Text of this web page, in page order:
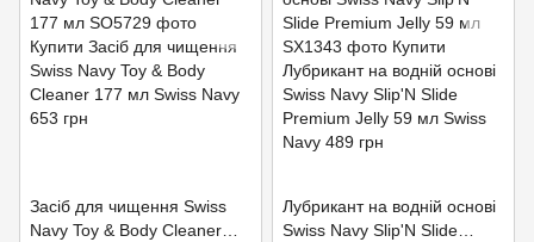
Засіб для чищення Swiss
Navy Toy & Body Cleaner
Лубрикант на водній основі
Swiss Navy Slip'N Slide